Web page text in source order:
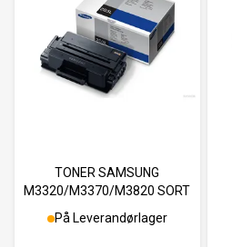
TONER SAMSUNG
M3320/M3370/M3820 SORT
/ TROMMEL 5K
På Leverandørlager